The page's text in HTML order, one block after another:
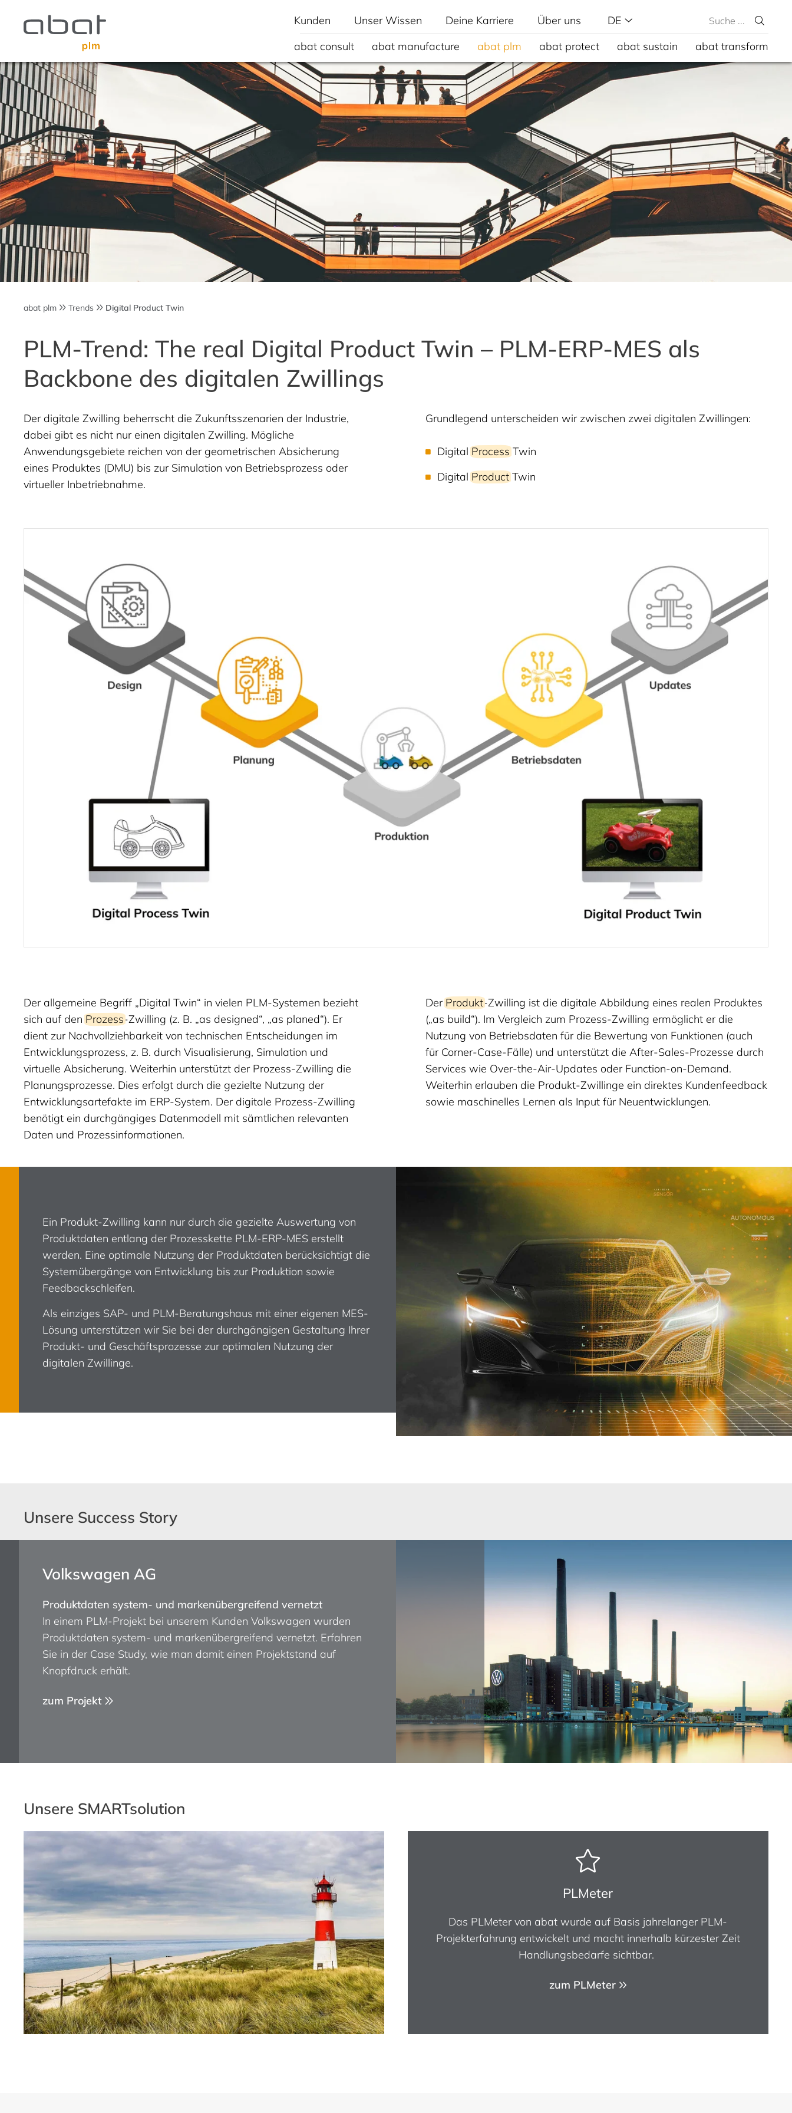
Kunden Unser Wissen Deine Karriere Über uns
DE
abat consult
abat manufacture abat plm abat protect abat sustain abat transform
abat plm Trends Digital Product Twin
PLM-Trend: The real Digital Product Twin – PLM-ERP-MES als
Backbone des digitalen Zwillings
Der digitale Zwilling beherrscht die Zukunftsszenarien der Industrie,
dabei gibt es nicht nur einen digitalen Zwilling. Mögliche
Anwendungsgebiete reichen von der geometrischen Absicherung
eines Produktes (DMU) bis zur Simulation von Betriebsprozess oder
virtueller Inbetriebnahme.
Grundlegend unterscheiden wir zwischen zwei digitalen Zwillingen:
DigitalProcessTwin
DigitalProductTwin
Der allgemeine Begriff „Digital Twin“ in vielen PLM-Systemen bezieht
sich auf denProzess-Zwilling (z. B. „as designed“, „as planed“). Er
dient zur Nachvollziehbarkeit von technischen Entscheidungen im
Entwicklungsprozess, z. B. durch Visualisierung, Simulation und
virtuelle Absicherung. Weiterhin unterstützt der Prozess-Zwilling die
Planungsprozesse. Dies erfolgt durch die gezielte Nutzung der
Entwicklungsartefakte im ERP-System. Der digitale Prozess-Zwilling
benötigt ein durchgängiges Datenmodell mit sämtlichen relevanten
Daten und Prozessinformationen.
DerProdukt-Zwilling ist die digitale Abbildung eines realen Produktes
(„as build“). Im Vergleich zum Prozess-Zwilling ermöglicht er die
Nutzung von Betriebsdaten für die Bewertung von Funktionen (auch
für Corner-Case-Fälle) und unterstützt die After-Sales-Prozesse durch
Services wie Over-the-Air-Updates oder Function-on-Demand.
Weiterhin erlauben die Produkt-Zwillinge ein direktes Kundenfeedback
sowie maschinelles Lernen als Input für Neuentwicklungen.
Ein Produkt-Zwilling kann nur durch die gezielte Auswertung von
Produktdaten entlang der Prozesskette PLM-ERP-MES erstellt
werden. Eine optimale Nutzung der Produktdaten berücksichtigt die
Systemübergänge von Entwicklung bis zur Produktion sowie
Feedbackschleifen.
Als einziges SAP- und PLM-Beratungshaus mit einer eigenen MES-
Lösung unterstützen wir Sie bei der durchgängigen Gestaltung Ihrer
Produkt- und Geschäftsprozesse zur optimalen Nutzung der
digitalen Zwillinge.
Unsere Success Story
Volkswagen AG
Produktdaten system- und markenübergreifend vernetzt
In einem PLM-Projekt bei unserem Kunden Volkswagen wurden
Produktdaten system- und markenübergreifend vernetzt. Erfahren
Sie in der Case Study, wie man damit einen Projektstand auf
Knopfdruck erhält.
zum Projekt
Unsere SMARTsolution
PLMeter
Das PLMeter von abat wurde auf Basis jahrelanger PLM-
Projekterfahrung entwickelt und macht innerhalb kürzester Zeit
Handlungsbedarfe sichtbar.
zum PLMeter